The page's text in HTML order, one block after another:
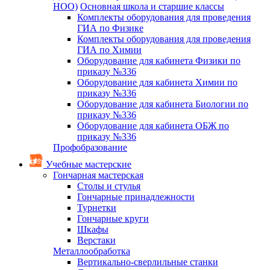
НОО) Основная школа и старшие классы
Комплекты оборудования для проведения
ГИА по Физике
Комплекты оборудования для проведения
ГИА по Химии
Оборудование для кабинета Физики по
приказу №336
Оборудование для кабинета Химии по
приказу №336
Оборудование для кабинета Биологии по
приказу №336
Оборудование для кабинета ОБЖ по
приказу №336
Профобразование
Учебные мастерские
Гончарная мастерская
Столы и стулья
Гончарные принадлежности
Турнетки
Гончарные круги
Шкафы
Верстаки
Металлообработка
Вертикально-сверлильные станки